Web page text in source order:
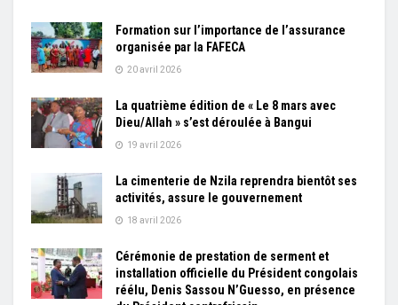
Formation sur l’importance de l’assurance
organisée par la FAFECA
20 avril 2026
La quatrième édition de « Le 8 mars avec
Dieu/Allah » s’est déroulée à Bangui
19 avril 2026
La cimenterie de Nzila reprendra bientôt ses
activités, assure le gouvernement
18 avril 2026
Cérémonie de prestation de serment et
installation officielle du Président congolais
réélu, Denis Sassou N’Guesso, en présence